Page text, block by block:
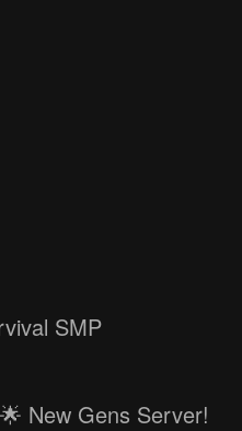
SMP
New Gens Server!